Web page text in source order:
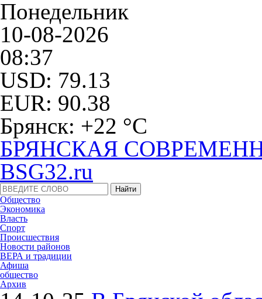
Понедельник
10-08-2026
08:37
USD: 79.13
EUR: 90.38
Брянск: +22 °С
БРЯНСКАЯ
BSG32.ru
Общество
Экономика
Власть
Спорт
Происшествия
Новости районов
ВЕРА и традиции
Афиша
общество
Архив